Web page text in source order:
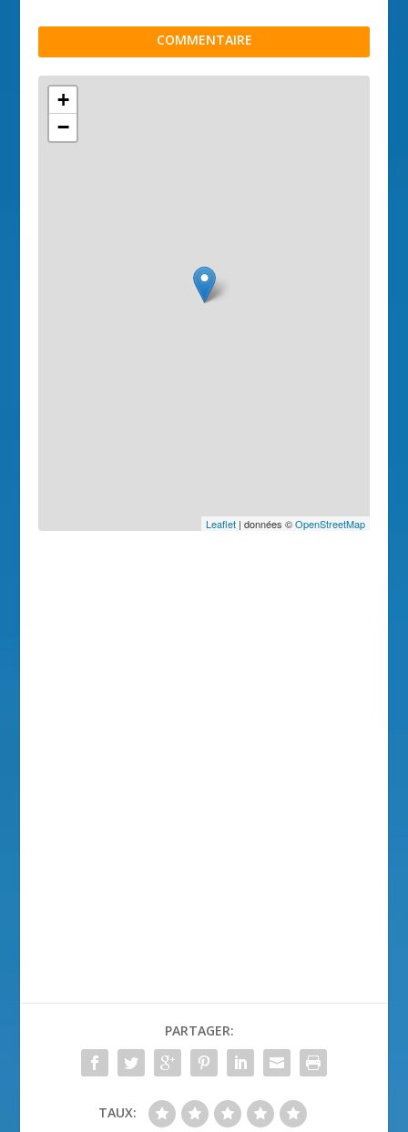
COMMENTAIRE
+
−
Leaflet| données ©OpenStreetMap
PARTAGER:
TAUX: